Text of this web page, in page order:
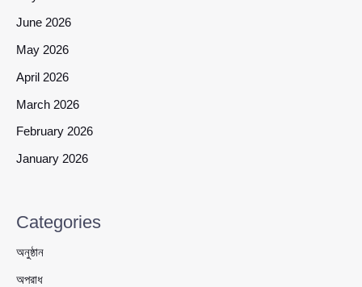
June 2026
May 2026
April 2026
March 2026
February 2026
January 2026
Categories
অনুষ্ঠান
অপরাধ